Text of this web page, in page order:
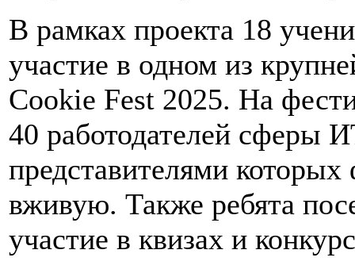
В рамках проекта 18
участие в одном из
Cookie Fest 2025. На
40 работодателей сферы
представителями
вживую. Также ребята
участие в квизах и